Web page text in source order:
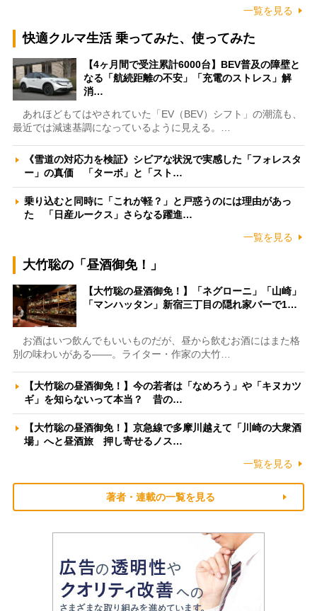
一覧を見る
快適クルマ生活 乗ってみた、使ってみた
【4ヶ月間で受注累計6000台】BEV普及の障壁と
なる「航続距離の不安」「充電のストレス」解
消…
あれほどもてはやされていた「EV（BEV）シフト」の潮流も、
最近では減速基調になっているように見える。…
《雪道の対応力を検証》シビアな状況で実感した「フォレスタ
ー」の真価 「ターボ」と「スト…
乗り込むと同時に「これが軽？」と戸惑うのには理由があっ
た 「日産ルークス」さらなる躍進…
一覧を見る
大竹聡の「昼酒御免！」
【大竹聡の昼酒御免！】「ネグローニ」「山崎」
「マンハッタン」新宿三丁目の隠れ家バーで1…
お酒はいつ飲んでもいいものだが、昼から飲むお酒にはまた格
別の味わいがある――。ライター・作家の大竹…
【大竹聡の昼酒御免！】今の若者は「なめろう」や「キヌカツ
ギ」を知らないって本当？ 昔の…
【大竹聡の昼酒御免！】京急線で多摩川越えて「川崎の大衆酒
場」へと昼酒旅 押し寄せるノス…
一覧を見る
著者・連載の一覧を見る